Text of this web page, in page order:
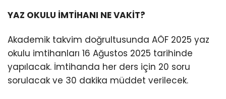
YAZ OKULU İMTİHANI NE VAKİT?
Akademik takvim doğrultusunda AÖF 2025 yaz
okulu imtihanları 16 Ağustos 2025 tarihinde
yapılacak. İmtihanda her ders için 20 soru
sorulacak ve 30 dakika müddet verilecek.